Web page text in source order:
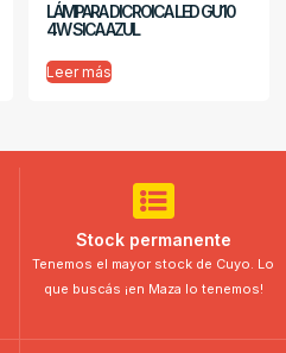
LÁMPARA DICROICA LED GU10
4W SICA AZUL
Leer más
Stock permanente
Tenemos el mayor stock de Cuyo. Lo
que buscás ¡en Maza lo tenemos!